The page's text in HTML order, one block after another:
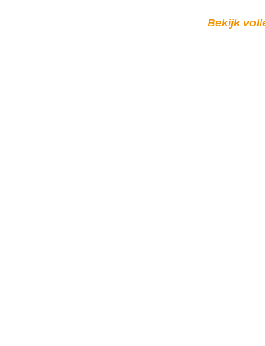
Bekijk